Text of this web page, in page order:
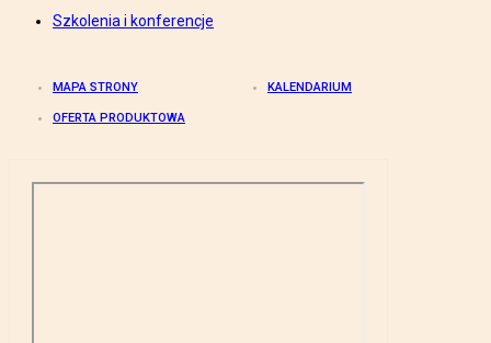
Szkolenia i konferencje
MAPA STRONY KALENDARIUM
OFERTA PRODUKTOWA